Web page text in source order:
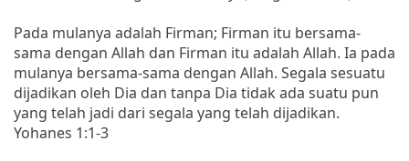
Pada mulanya adalah Firman; Firman itu bersama-
sama dengan Allah dan Firman itu adalah Allah. Ia pada
mulanya bersama-sama dengan Allah. Segala sesuatu
dijadikan oleh Dia dan tanpa Dia tidak ada suatu pun
yang telah jadi dari segala yang telah dijadikan.
Yohanes 1:1-3